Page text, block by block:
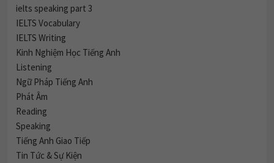
ielts speaking part 3
IELTS Vocabulary
IELTS Writing
Kinh Nghiệm Học Tiếng Anh
Listening
Ngữ Pháp Tiếng Anh
Phát Âm
Reading
Speaking
Tiếng Anh Giao Tiếp
Tin Tức & Sự Kiện